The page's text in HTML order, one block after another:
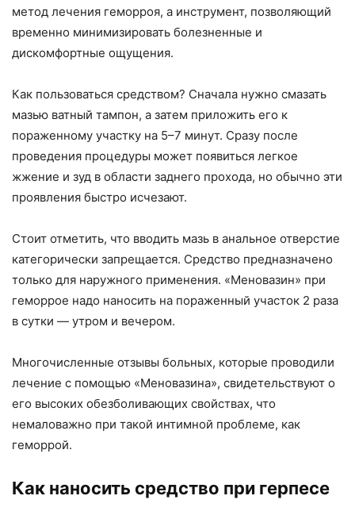
метод лечения геморроя, а инструмент, позволяющий
временно минимизировать болезненные и
дискомфортные ощущения.
Как пользоваться средством? Сначала нужно смазать
мазью ватный тампон, а затем приложить его к
пораженному участку на 5–7 минут. Сразу после
проведения процедуры может появиться легкое
жжение и зуд в области заднего прохода, но обычно эти
проявления быстро исчезают.
Стоит отметить, что вводить мазь в анальное отверстие
категорически запрещается. Средство предназначено
только для наружного применения. «Меновазин» при
геморрое надо наносить на пораженный участок 2 раза
в сутки — утром и вечером.
Многочисленные отзывы больных, которые проводили
лечение с помощью «Меновазина», свидетельствуют о
его высоких обезболивающих свойствах, что
немаловажно при такой интимной проблеме, как
геморрой.
Как наносить средство при герпесе